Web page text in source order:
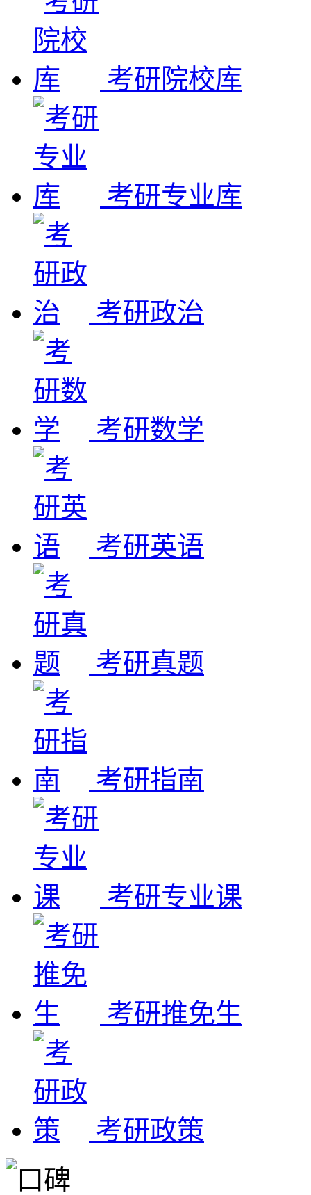
考研院校库
考研专业库
考研政治
考研数学
考研英语
考研真题
考研指南
考研专业课
考研推免生
考研政策